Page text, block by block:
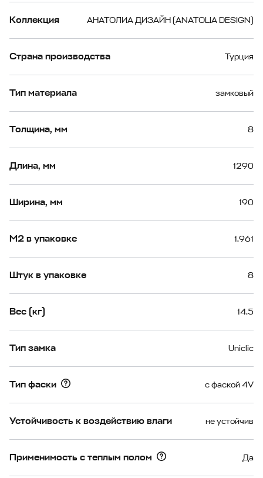
Коллекция АНАТОЛИА ДИЗАЙН (ANATOLIA DESIGN)
Страна производства Турция
Тип материала замковый
Толщина, мм 8
Длина, мм 1290
Ширина, мм 190
М2 в упаковке 1.961
Штук в упаковке 8
Вес (кг) 14.5
Тип замка Uniclic
Тип фаски с фаской 4V
Устойчивость к воздействию влаги не устойчив
Применимость с теплым полом Да